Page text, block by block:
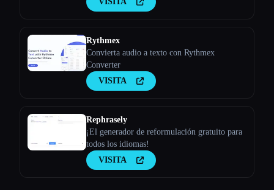
Rythmex
Convierta audio a texto con Rythmex
Converter
VISITA
Rephrasely
¡El generador de reformulación gratuito para
todos los idiomas!
VISITA